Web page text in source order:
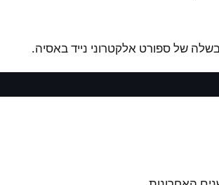
של ספורט אלקטרוני נייד באסיה.